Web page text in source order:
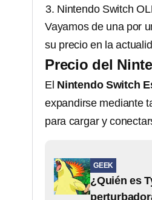
Nintendo Switch
Vayamos de una por
su precio en la
Precio del
El Nintendo Switch
expandirse mediante
para cargar y
GEEK
¿Quién es